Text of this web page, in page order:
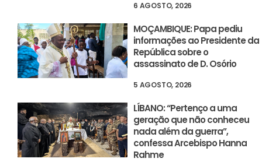
6 AGOSTO, 2026
MOÇAMBIQUE: Papa pediu
informações ao Presidente da
República sobre o
assassinato de D. Osório
5 AGOSTO, 2026
LÍBANO: “Pertenço a uma
geração que não conheceu
nada além da guerra”,
confessa Arcebispo Hanna
Rahme